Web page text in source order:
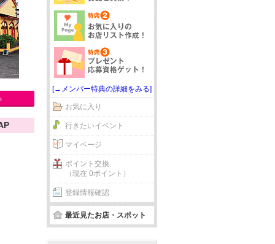
[→メンバー特典の詳細をみる]
お気に入り
行きたいイベント
マイページ
ポイント交換
（現在 0ポイント）
登録情報確認
最近見たお店・スポット